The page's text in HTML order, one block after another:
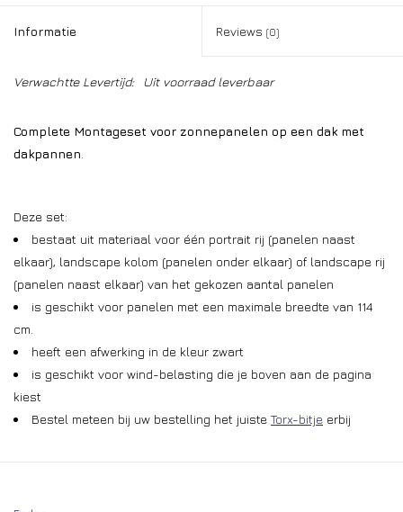
Informatie Reviews (0)
Verwachtte Levertijd: Uit voorraad leverbaar
Complete Montageset voor zonnepanelen op een dak met
dakpannen
Deze set:
bestaat uit materiaal voor één portrait rij (panelen naast
elkaar), landscape kolom (panelen onder elkaar) of landscape rij
(panelen naast elkaar) van het gekozen aantal panelen
is geschikt voor panelen met een maximale breedte van 114
cm.
heeft een afwerking in de kleur zwart
is geschikt voor wind-belasting die je boven aan de pagina
kiest
Bestel meteen bij uw bestelling het juiste Torx-bitje erbij